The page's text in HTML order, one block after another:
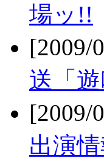
場ッ!!
送「
出演